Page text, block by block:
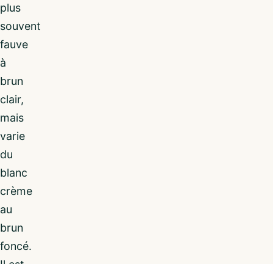
plus
souvent
fauve
à
brun
clair,
mais
varie
du
blanc
crème
au
brun
foncé.